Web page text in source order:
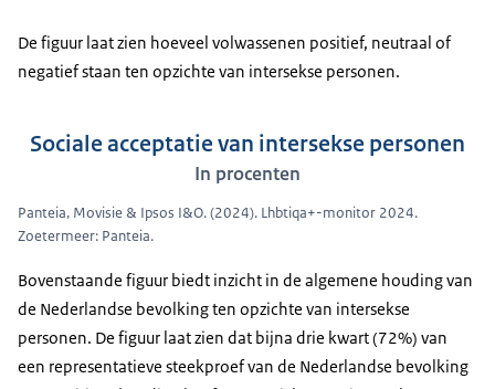
De figuur laat zien hoeveel volwassenen positief, neutraal of
negatief staan ten opzichte van intersekse personen.
Sociale acceptatie van intersekse personen
In procenten
Panteia, Movisie & Ipsos I&O. (2024). Lhbtiqa+-monitor 2024.
Zoetermeer: Panteia.
Bovenstaande figuur biedt inzicht in de algemene houding van
de Nederlandse bevolking ten opzichte van intersekse
personen. De figuur laat zien dat bijna drie kwart (72%) van
een representatieve steekproef van de Nederlandse bevolking